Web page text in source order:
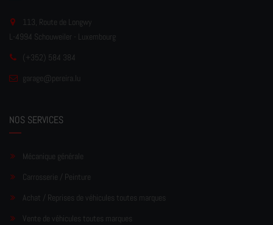
113, Route de Longwy
L-4994 Schouweiler - Luxembourg
(+352) 584 384
garage@pereira.lu
NOS SERVICES
Mécanique générale
Carrosserie / Peinture
Achat / Reprises de véhicules toutes marques
Vente de véhicules toutes marques